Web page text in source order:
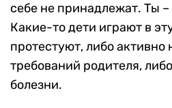
себе не принадлежат. Ты
Какие-то дети играют в
протестуют, либо активно
требований родителя,
болезни.